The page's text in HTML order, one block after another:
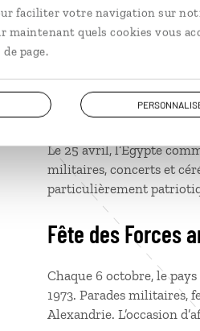
faciliter votre navigation sur
maintenant quels cookies vous
page.
Fête héritée de
dans les parcs, au bord
Jour de la
Le 25 avril, l’Égypte
militaires, concerts et
particulièrement
Fête des Forces
Chaque 6 octobre, le
1973. Parades militaires,
Alexandrie. L’occasion